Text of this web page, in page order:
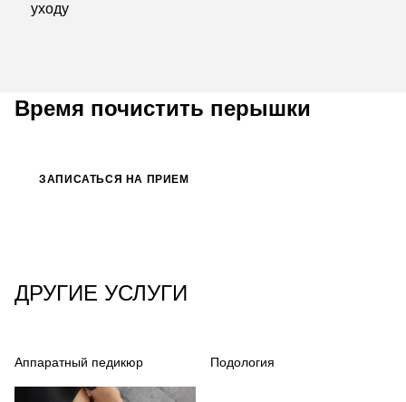
уходу
Время почистить перышки
ЗАПИСАТЬСЯ НА ПРИЕМ
ДРУГИЕ УСЛУГИ
Аппаратный педикюр Подология